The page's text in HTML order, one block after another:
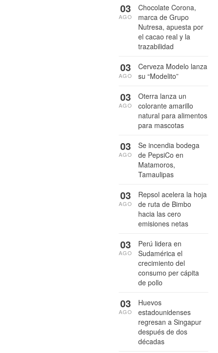
Chocolate Corona,
marca de Grupo
Nutresa, apuesta por
el cacao real y la
trazabilidad
03
AGO
Cerveza Modelo lanza
su “Modelito”
03
AGO
Oterra lanza un
colorante amarillo
natural para alimentos
para mascotas
03
AGO
Se incendia bodega
de PepsiCo en
Matamoros,
Tamaulipas
03
AGO
Repsol acelera la hoja
de ruta de Bimbo
hacia las cero
emisiones netas
03
AGO
Perú lidera en
Sudamérica el
crecimiento del
consumo per cápita
de pollo
03
AGO
Huevos
estadounidenses
regresan a Singapur
después de dos
décadas
03
AGO